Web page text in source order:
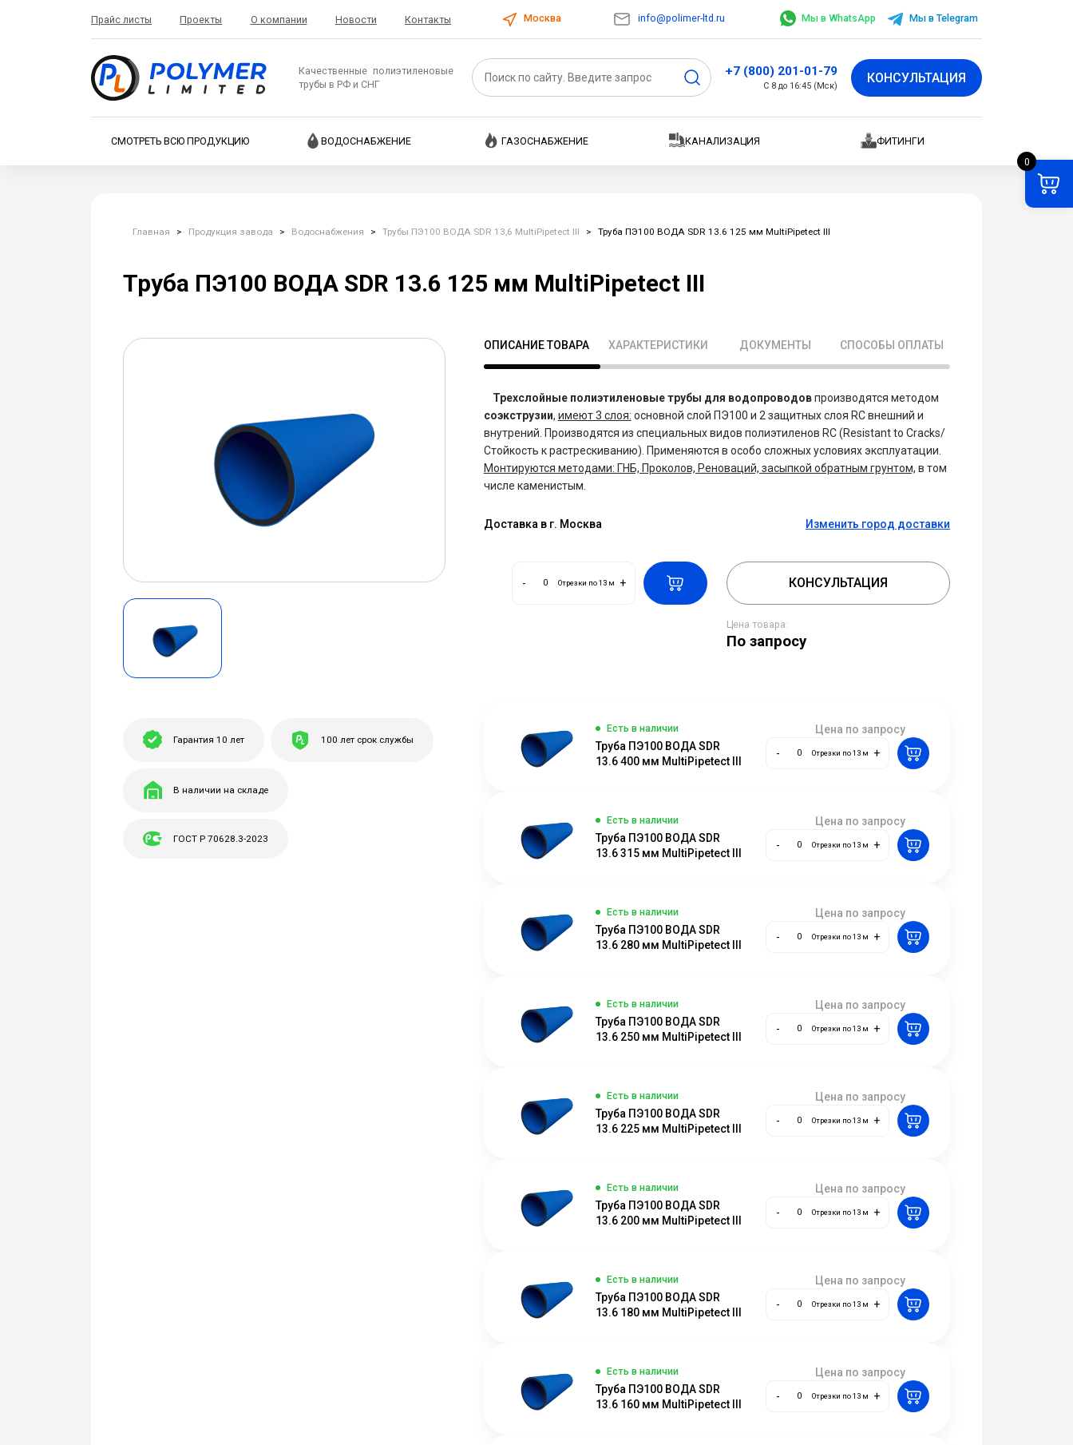
0
Прайс листы Проекты О компании Новости Контакты Москва info@polimer-ltd.ru Мы в WhatsApp Мы в Telegram
Качественные полиэтиленовые
трубы в РФ и СНГ
+7 (800) 201-01-79
С 8 до 16:45 (Мск)
КОНСУЛЬТАЦИЯ
СМОТРЕТЬ ВСЮ ПРОДУКЦИЮ ВОДОСНАБЖЕНИЕ ГАЗОСНАБЖЕНИЕ КАНАЛИЗАЦИЯ ФИТИНГИ
Главная > Продукция завода > Водоснабжения > Трубы ПЭ100 ВОДА SDR 13,6 MultiPipetect III > Труба ПЭ100 ВОДА SDR 13.6 125 мм MultiPipetect III
Труба ПЭ100 ВОДА SDR 13.6 125 мм MultiPipetect III
Гарантия 10 лет 100 лет срок службы
В наличии на складе
ГОСТ Р 70628.3-2023
ОПИСАНИЕ ТОВАРА ХАРАКТЕРИСТИКИ ДОКУМЕНТЫ СПОСОБЫ ОПЛАТЫ
Трехслойные полиэтиленовые трубы для водопроводовпроизводятся методом
соэкструзии, имеют 3 слоя: основной слой ПЭ100 и 2 защитных слоя RC внешний и
внутрений. Производятся из специальных видов полиэтиленов RC (Resistant to Cracks/
Стойкость к растрескиванию). Применяются в особо сложных условиях эксплуатации.
Монтируются методами: ГНБ, Проколов, Реноваций, засыпкой обратным грунтом, в том
числе каменистым.
Доставка в г. Москва Изменить город доставки
- Отрезки по 13 м + КОНСУЛЬТАЦИЯ
Цена товара:
По запросу
Есть в наличии
Труба ПЭ100 ВОДА SDR
13.6 400 мм MultiPipetect III
Цена по запросу
-
Отрезки по 13 м +
Есть в наличии
Труба ПЭ100 ВОДА SDR
13.6 315 мм MultiPipetect III
Цена по запросу
-
Отрезки по 13 м +
Есть в наличии
Труба ПЭ100 ВОДА SDR
13.6 280 мм MultiPipetect III
Цена по запросу
-
Отрезки по 13 м +
Есть в наличии
Труба ПЭ100 ВОДА SDR
13.6 250 мм MultiPipetect III
Цена по запросу
-
Отрезки по 13 м +
Есть в наличии
Труба ПЭ100 ВОДА SDR
13.6 225 мм MultiPipetect III
Цена по запросу
-
Отрезки по 13 м +
Есть в наличии
Труба ПЭ100 ВОДА SDR
13.6 200 мм MultiPipetect III
Цена по запросу
-
Отрезки по 13 м +
Есть в наличии
Труба ПЭ100 ВОДА SDR
13.6 180 мм MultiPipetect III
Цена по запросу
-
Отрезки по 13 м +
Есть в наличии
Труба ПЭ100 ВОДА SDR
13.6 160 мм MultiPipetect III
Цена по запросу
-
Отрезки по 13 м +